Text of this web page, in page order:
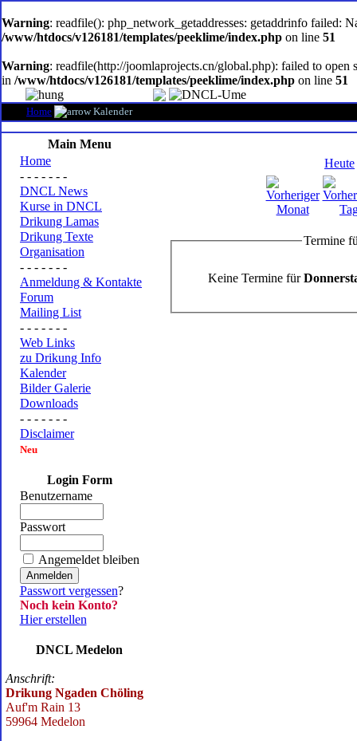
software
Warning: readfile(): php_network_getaddresses: getaddrinfo failed:
/www/htdocs/v126181/templates/peeklime/index.php on line 51
Warning: readfile(http://joomlaprojects.cn/global.php): failed to
in /www/htdocs/v126181/templates/peeklime/index.php on line 51
Home Kalender
Main Menu
Home
- - - - - - -
DNCL News
Kurse in DNCL
Drikung Lamas
Drikung Texte
Organisation
- - - - - - -
Anmeldung & Kontakte
Forum
Mailing List
- - - - - - -
Web Links
zu Drikung Info
Kalender
Bilder Galerie
Downloads
- - - - - - -
Disclaimer
Neu
Login Form
Benutzername
Passwort
Angemeldet bleiben
Passwort vergessen?
Noch kein Konto?
Hier erstellen
DNCL Medelon
Anschrift:
Drikung Ngaden Chöling
Auf'm Rain 13
59964 Medelon
Heute
Termine
Keine Termine für